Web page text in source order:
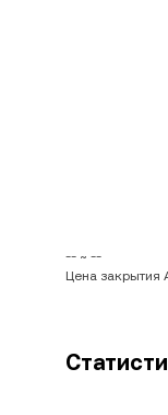
-- ~ --
Цена закрытия